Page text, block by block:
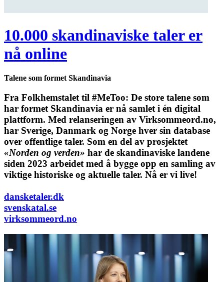
10.000 skandinaviske taler er
nå online
Talene som formet Skandinavia
Fra Folkhemstalet til #MeToo: De store talene som
har formet Skandinavia er nå samlet i én digital
plattform. Med relanseringen av Virksommeord.no,
har Sverige, Danmark og Norge hver sin database
over offentlige taler. Som en del av prosjektet
«Norden og verden» har de skandinaviske landene
siden 2023 arbeidet med å bygge opp en samling av
viktige historiske og aktuelle taler. Nå er vi live!
dansketaler.dk
svenskatal.se
virksommeord.no